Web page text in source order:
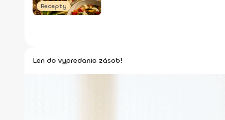
Recepty
Len do vypredania zásob!